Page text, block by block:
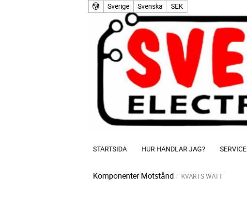
Sverige Svenska SEK
STARTSIDA HUR HANDLAR JAG? SERVICE
Komponenter Motstånd KVARTS WATT